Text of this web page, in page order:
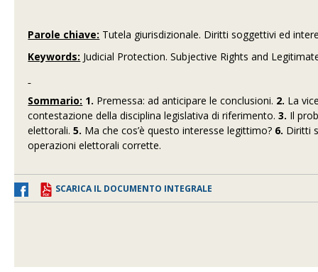
Parole chiave: Tutela giurisdizionale. Diritti soggettivi ed
Keywords: Judicial Protection. Subjective Rights and
Sommario: 1. Premessa: ad anticipare le conclusioni. 2. La
contestazione della disciplina legislativa di riferimento.3. Il
elettorali.5. Ma che cos’è questo interesse legittimo? 6. Diritti
operazioni elettorali corrette.
SCARICA IL DOCUMENTO INTEGRALE